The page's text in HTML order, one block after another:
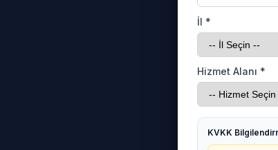
İl *
Hizmet Alanı *
KVKK